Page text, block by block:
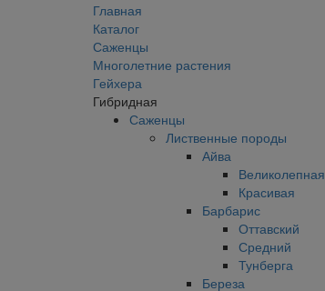
Главная
Каталог
Саженцы
Многолетние растения
Гейхера
Гибридная
Саженцы
Лиственные породы
Айва
Великолепная
Красивая
Барбарис
Оттавский
Средний
Тунберга
Береза